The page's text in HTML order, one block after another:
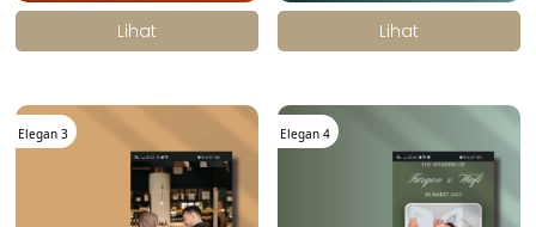
.
Lihat
.
Lihat
Elegan 3 Elegan 4